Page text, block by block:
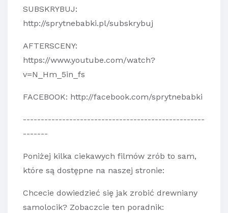
SUBSKRYBUJ:
http://sprytnebabki.pl/subskrybuj
AFTERSCENY:
https://www.youtube.com/watch?
v=N_Hm_5in_fs
FACEBOOK: http://facebook.com/sprytnebabki
---------------------------------------------------
-------
Poniżej kilka ciekawych filmów zrób to sam,
które są dostępne na naszej stronie:
Chcecie dowiedzieć się jak zrobić drewniany
samolocik? Zobaczcie ten poradnik: